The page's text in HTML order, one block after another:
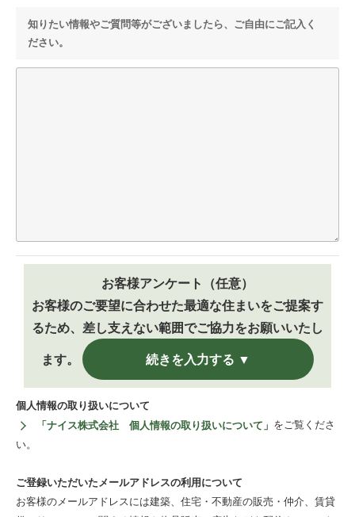
知りたい情報やご質問等がございましたら、ご自由にご記入く
ださい。
お客様アンケート（任意）
お客様のご要望に合わせた最適な住まいをご提案す
るため、差し支えない範囲でご協力をお願いいたし
ます。
続きを入力する ▼
個人情報の取り扱いについて
「ナイス株式会社 個人情報の取り扱いについて」 をご覧くださ
い。
ご登録いただいたメールアドレスの利用について
お客様のメールアドレスには建築、住宅・不動産の販売・仲介、賃貸